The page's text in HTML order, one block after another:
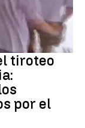
tiroteo
por el